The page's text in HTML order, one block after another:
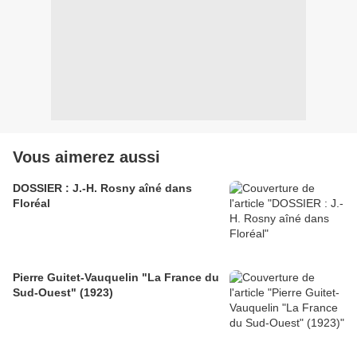
Vous aimerez aussi
DOSSIER : J.-H. Rosny aîné dans
Floréal
Pierre Guitet-Vauquelin "La France du
Sud-Ouest" (1923)